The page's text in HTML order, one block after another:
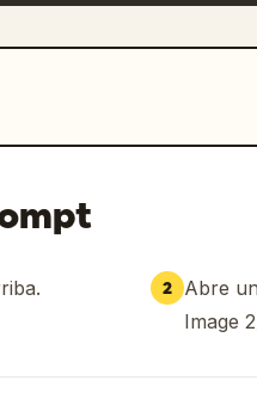
mármol
arte
2 Abre
Image